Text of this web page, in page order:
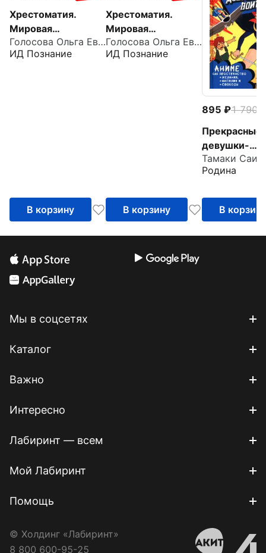
Хрестоматия.
Мировая
художественная
культура. Древний
Голосова Ольга Евгеньевна
ИД Познание
В корзину
Хрестоматия.
Мировая
художественная
культура. Античный
Голосова Ольга Евгеньевна
ИД Познание
В корзину
895 1 790
Прекрасные
девушки-
Аниме как
желания,
свободы
Тамаки
Родина
В корзину
Мы в соцсетях
Каталог
Важно
Интересно
Лабиринт — всем
Мой Лабиринт
Помощь
© Холдинг «Лабиринт»
8 800 600-95-25